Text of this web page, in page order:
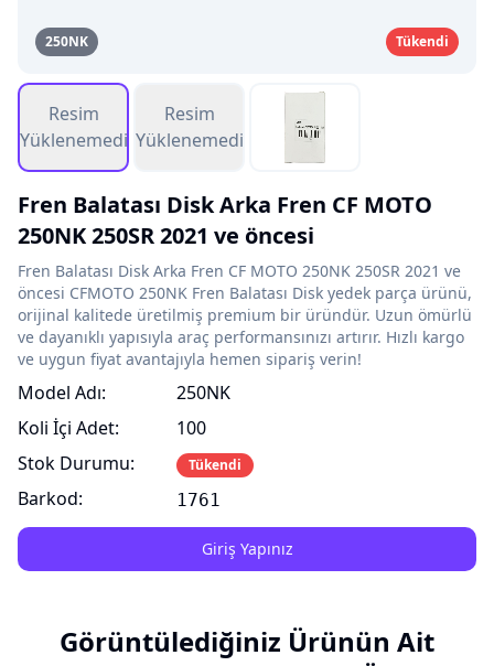
250NK Tükendi
Resim
Yüklenemedi
Resim
Yüklenemedi
Fren Balatası Disk Arka Fren CF MOTO
250NK 250SR 2021 ve öncesi
Fren Balatası Disk Arka Fren CF MOTO 250NK 250SR 2021 ve
öncesi CFMOTO 250NK Fren Balatası Disk yedek parça ürünü,
orijinal kalitede üretilmiş premium bir üründür. Uzun ömürlü
ve dayanıklı yapısıyla araç performansınızı artırır. Hızlı kargo
ve uygun fiyat avantajıyla hemen sipariş verin!
Model Adı:
Koli İçi Adet:
Stok Durumu:
Barkod:
250NK
100
Tükendi
1761
Giriş Yapınız
Görüntülediğiniz Ürünün Ait